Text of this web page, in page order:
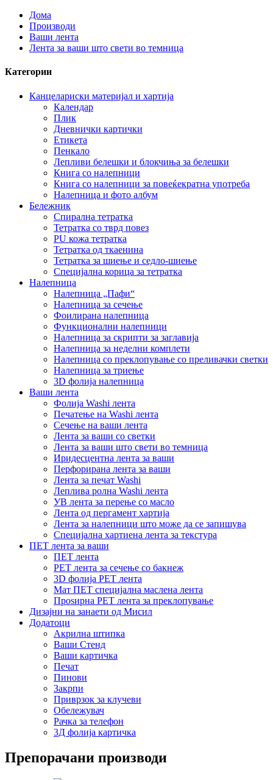
Дома
Производи
Ваши лента
Лента за ваши што свети во темница
Категории
Канцелариски материјал и хартија
Календар
Плик
Дневнички картички
Етикета
Пенкало
Лепливи белешки и блокчиња за белешки
Книга со налепници
Книга со налепници за повеќекратна употреба
Налепница и фото албум
Бележник
Спирална тетратка
Тетратка со тврд повез
PU кожа тетратка
Тетратка од ткаенина
Тетратка за шиење и седло-шиење
Специјална корица за тетратка
Налепница
Налепница „Пафи“
Налепница за сечење
Фоилирана налепница
Функционални налепници
Налепница за скрипти за заглавија
Налепница за неделни комплети
Налепница со преклопување со преливачки светки
Налепница за триење
3D фолија налепница
Ваши лента
Фолија Washi лента
Печатење на Washi лента
Сечење на ваши лента
Лента за ваши со светки
Лента за ваши што свети во темница
Иридесцентна лента за ваши
Перфорирана лента за ваши
Лента за печат Washi
Леплива ролна Washi лента
УВ лента за перење со масло
Лента од пергамент хартија
Лента за налепници што може да се запишува
Специјална хартиена лента за текстура
ПЕТ лента за ваши
ПЕТ лента
PET лента за сечење со бакнеж
3D фолија PET лента
Мат ПЕТ специјална маслена лента
Проѕирна PET лента за преклопување
Дизајни на занаети од Мисил
Додатоци
Акрилна штипка
Ваши Стенд
Ваши картичка
Печат
Пинови
Закрпи
Приврзок за клучеви
Обележувач
Рачка за телефон
3Д фолија картичка
Препорачани производи